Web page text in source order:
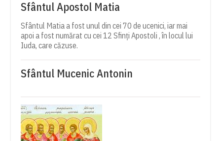
Sfântul Apostol Matia
Sfântul Matia a fost unul din cei 70 de ucenici, iar mai
apoi a fost numărat cu cei 12 Sfinți Apostoli , în locul lui
Iuda, care căzuse.
Sfântul Mucenic Antonin